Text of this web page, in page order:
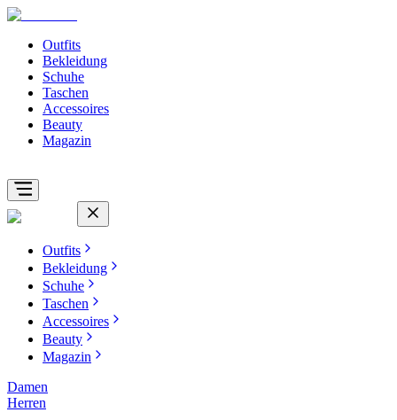
Outfits
Bekleidung
Schuhe
Taschen
Accessoires
Beauty
Magazin
Outfits
Bekleidung
Schuhe
Taschen
Accessoires
Beauty
Magazin
Damen
Herren